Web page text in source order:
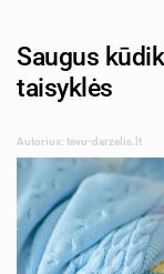
Saugus
taisyklės
Autorius: tevu-darzelis.lt